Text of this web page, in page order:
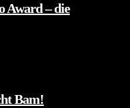
Award – die
Bam!